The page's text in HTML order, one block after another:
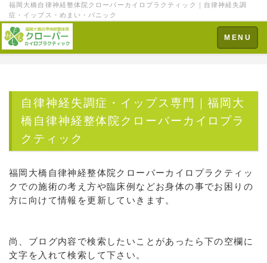
福岡大橋自律神経整体院クローバーカイロプラクティック｜自律神経失調
症・イップス・めまい・パニック
Toggle
navigation
MENU
自律神経失調症・イップス専門｜福岡大
橋自律神経整体院クローバーカイロプラ
クティック
福岡大橋自律神経整体院クローバーカイロプラクティッ
クでの施術の考え方や臨床例などお身体の事でお困りの
方に向けて情報を更新していきます。
尚、ブログ内容で検索したいことがあったら下の空欄に
文字を入れて検索して下さい。